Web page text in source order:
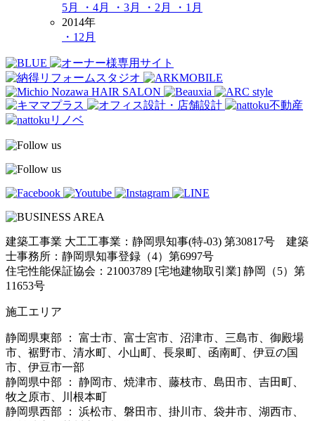
5月
・4月 ・3月 ・2月
・1月
2014年
・12月
建築工事業 大工工事業：静岡県知事(特-03) 第30817号 建築
士事務所：静岡県知事登録（4）第6997号
住宅性能保証協会：21003789 [宅地建物取引業] 静岡（5）第
11653号
施工エリア
静岡県東部 ： 富士市、富士宮市、沼津市、三島市、御殿場
市、裾野市、清水町、小山町、長泉町、函南町、伊豆の国
市、伊豆市一部
静岡県中部 ： 静岡市、焼津市、藤枝市、島田市、吉田町、
牧之原市、川根本町
静岡県西部 ： 浜松市、磐田市、掛川市、袋井市、湖西市、